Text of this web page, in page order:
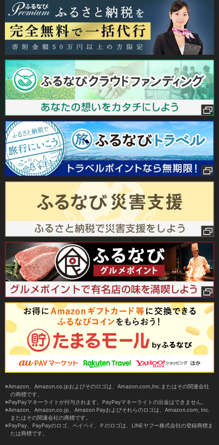
Amazon、Amazon.co.jpおよびそのロゴは、Amazon.com,Inc.またはその関連会社
の商標です。
PayPayマネーライトが付与されます。PayPayマネーライトの出金はできません。
Amazon、Amazon.co.jp、Amazon Payおよびそれらのロゴは、Amazon.com, Inc.
またはその関連会社の商標です。
PayPay、PayPayのロゴ、ペイペイ、Ｐのロゴは、LINEヤフー株式会社の登録商標ま
たは商標です。